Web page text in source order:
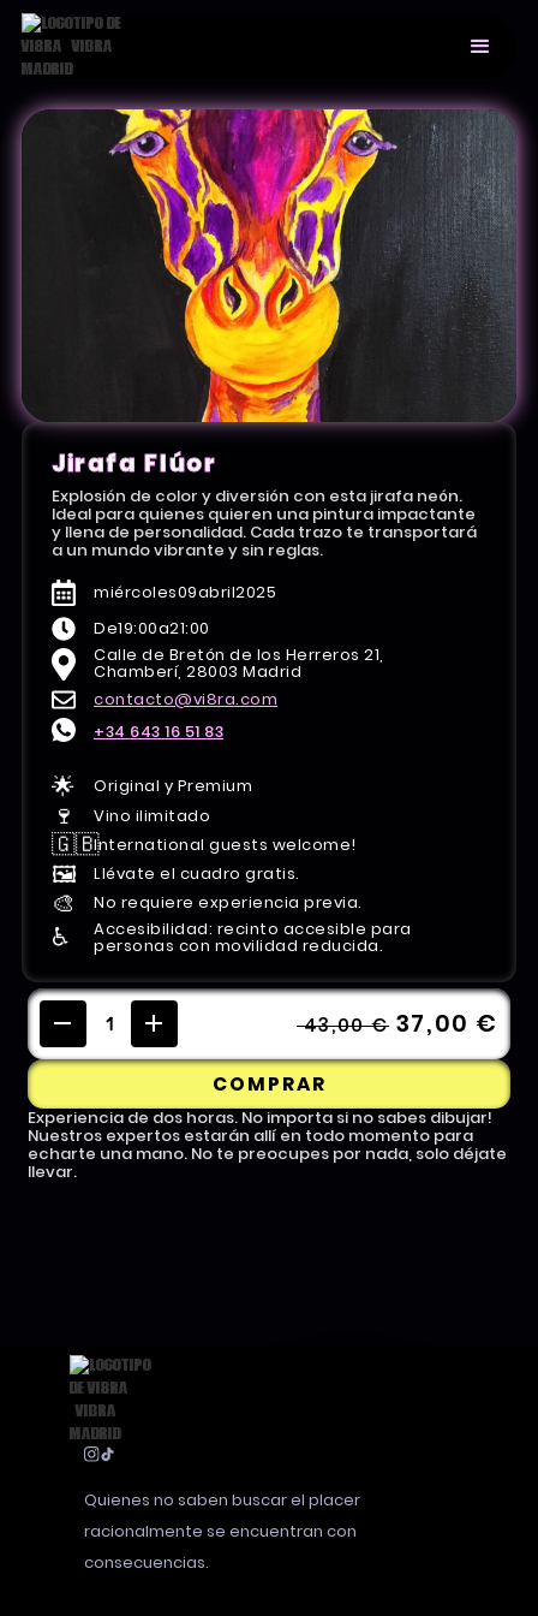
Jirafa Flúor
Explosión de color y diversión con esta jirafa neón.
Ideal para quienes quieren una pintura impactante
y llena de personalidad. Cada trazo te transportará
a un mundo vibrante y sin reglas.
miércoles09abril2025
De19:00a21:00
Calle de Bretón de los Herreros 21,
Chamberí, 28003 Madrid
contacto@vi8ra.com
+34 643 16 51 83
🌟 Original y Premium
🍷 Vino ilimitado
🇬🇧International guests welcome!
🖼️ Llévate el cuadro gratis.
🎨 No requiere experiencia previa.
♿️ Accesibilidad: recinto accesible para
personas con movilidad reducida.
43,00 € 37,00 €
COMPRAR
Experiencia de dos horas. No importa si no sabes dibujar!
Nuestros expertos estarán allí en todo momento para
echarte una mano. No te preocupes por nada, solo déjate
llevar.
Quienes no saben buscar el placer
racionalmente se encuentran con
consecuencias.